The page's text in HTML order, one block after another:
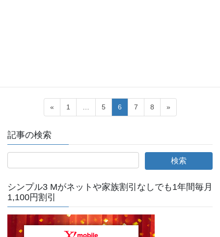
の
ペ
送
り
«
固
定
ジ
1
固
定
ジ
5
固
定
ジ
6
固
定
ジ
7
固
定
ジ
8 »
記事の検索
シンプル3 Mがネットや家族割引なしでも1年間毎月
1,100円割引